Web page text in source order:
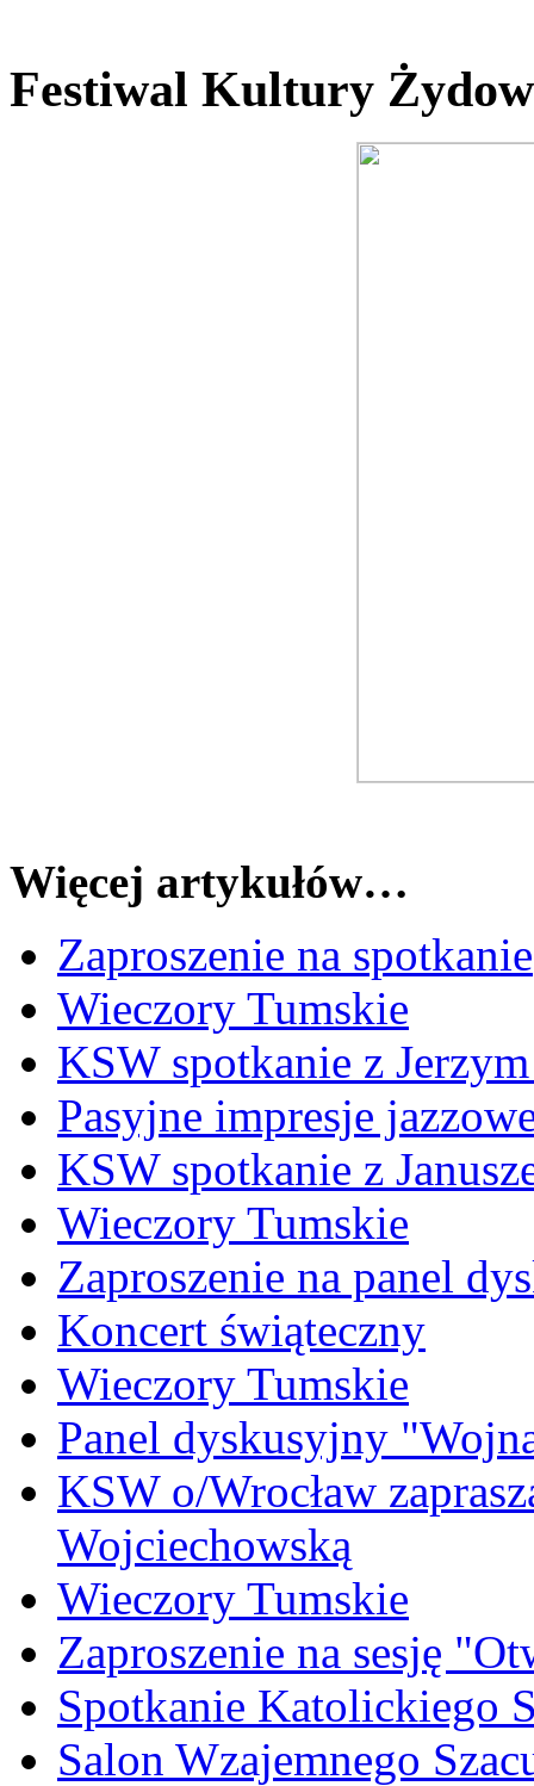
Festiwal Kultury
Więcej artykułów…
Zaproszenie na spotkanie
Wieczory Tumskie
KSW spotkanie z
Pasyjne impresje
KSW spotkanie z
Wieczory Tumskie
Zaproszenie na panel
Koncert świąteczny
Wieczory Tumskie
Panel dyskusyjny
KSW o/Wrocław
Wojciechowską
Wieczory Tumskie
Zaproszenie na sesję
Spotkanie Katolickiego
Salon Wzajemnego